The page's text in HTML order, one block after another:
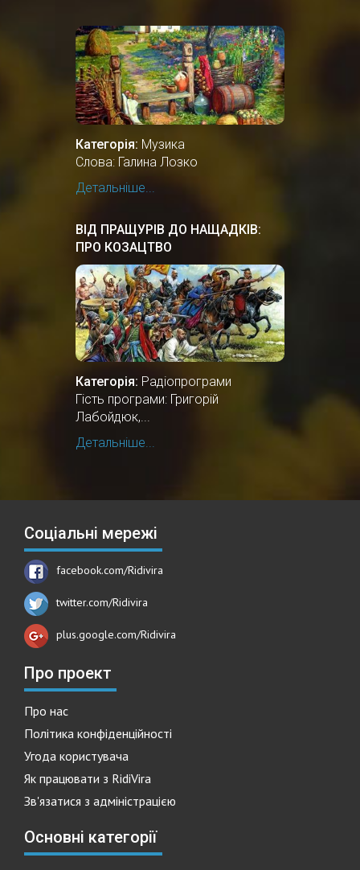
Категорія: Музика
Слова: Галина Лозко
Детальніше...
ВІД ПРАЩУРІВ ДО НАЩАДКІВ:
ПРО КОЗАЦТВО
Категорія: Радіопрограми
Гість програми: Григорій
Лабойдюк,...
Детальніше...
Соціальні мережі
facebook.com/Ridivira
twitter.com/Ridivira
plus.google.com/Ridivira
Про проект
Про нас
Політика конфіденційності
Угода користувача
Як працювати з RidiVira
Зв'язатися з адміністрацією
Основні категорії